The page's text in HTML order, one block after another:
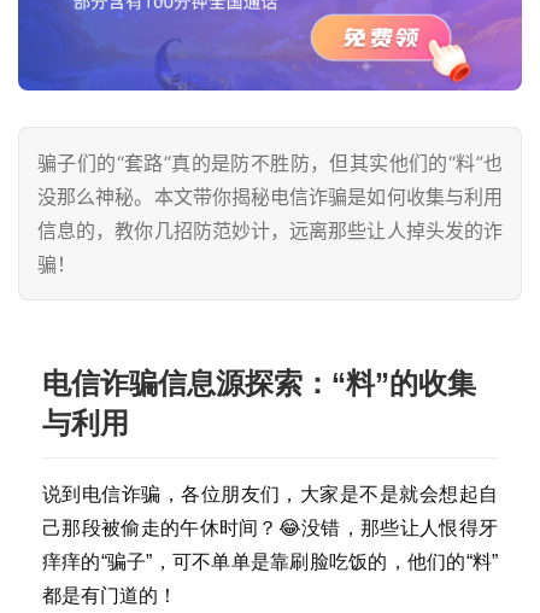
骗子们的“套路”真的是防不胜防，但其实他们的“料”也
没那么神秘。本文带你揭秘电信诈骗是如何收集与利用
信息的，教你几招防范妙计，远离那些让人掉头发的诈
骗！
电信诈骗信息源探索：“料”的收集
与利用
说到电信诈骗，各位朋友们，大家是不是就会想起自
己那段被偷走的午休时间？😂没错，那些让人恨得牙
痒痒的“骗子”，可不单单是靠刷脸吃饭的，他们的“料”
都是有门道的！